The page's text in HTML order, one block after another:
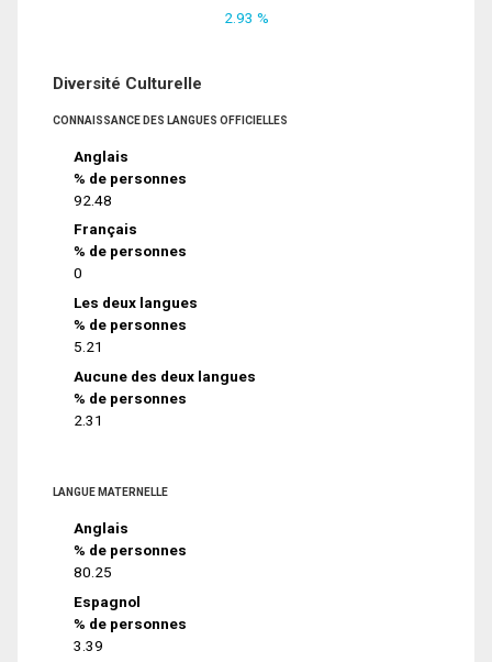
2.93 %
Diversité Culturelle
CONNAISSANCE DES LANGUES OFFICIELLES
Anglais
% de personnes
92.48
Français
% de personnes
0
Les deux langues
% de personnes
5.21
Aucune des deux langues
% de personnes
2.31
LANGUE MATERNELLE
Anglais
% de personnes
80.25
Espagnol
% de personnes
3.39